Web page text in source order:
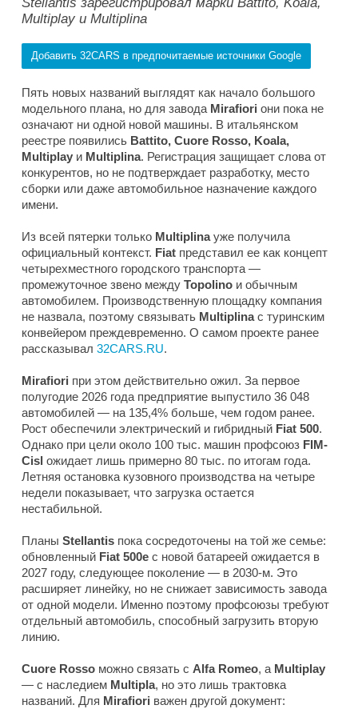
Multiplay и Multiplina
Добавить 32CARS в предпочитаемые источники Google
Пять новых названий выглядят как начало большого
модельного плана, но для завода Mirafiori они пока не
означают ни одной новой машины. В итальянском
реестре появились Battito, Cuore Rosso, Koala,
Multiplay и Multiplina. Регистрация защищает слова от
конкурентов, но не подтверждает разработку, место
сборки или даже автомобильное назначение каждого
имени.
Из всей пятерки только Multiplinaуже получила
официальный контекст. Fiat представил ее как концепт
четырехместного городского транспорта —
промежуточное звено между Topolino и обычным
автомобилем. Производственную площадку компания
не назвала, поэтому связывать Multiplinaс туринским
конвейером преждевременно. О самом проекте ранее
рассказывал 32CARS.RU.
Mirafiori при этом действительно ожил. За первое
полугодие 2026 года предприятие выпустило 36 048
автомобилей — на 135,4% больше, чем годом ранее.
Рост обеспечили электрический и гибридный Fiat 500.
Однако при цели около 100 тыс. машин профсоюз FIM-
Cisl ожидает лишь примерно 80 тыс. по итогам года.
Летняя остановка кузовного производства на четыре
недели показывает, что загрузка остается
нестабильной.
Планы Stellantis пока сосредоточены на той же семье:
обновленный Fiat 500e с новой батареей ожидается в
2027 году, следующее поколение — в 2030-м. Это
расширяет линейку, но не снижает зависимость завода
от одной модели. Именно поэтому профсоюзы требуют
отдельный автомобиль, способный загрузить вторую
линию.
Cuore Rosso можно связать с Alfa Romeo, а Multiplay
— с наследием Multipla, но это лишь трактовка
названий. Для Mirafiori важен другой документ: